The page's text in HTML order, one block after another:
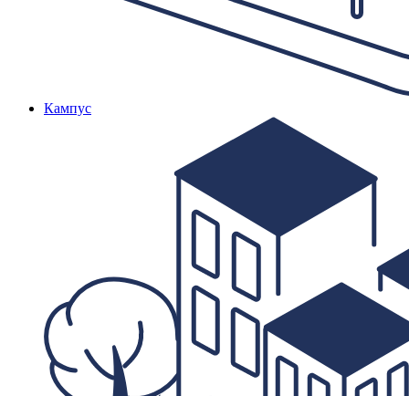
Кампус